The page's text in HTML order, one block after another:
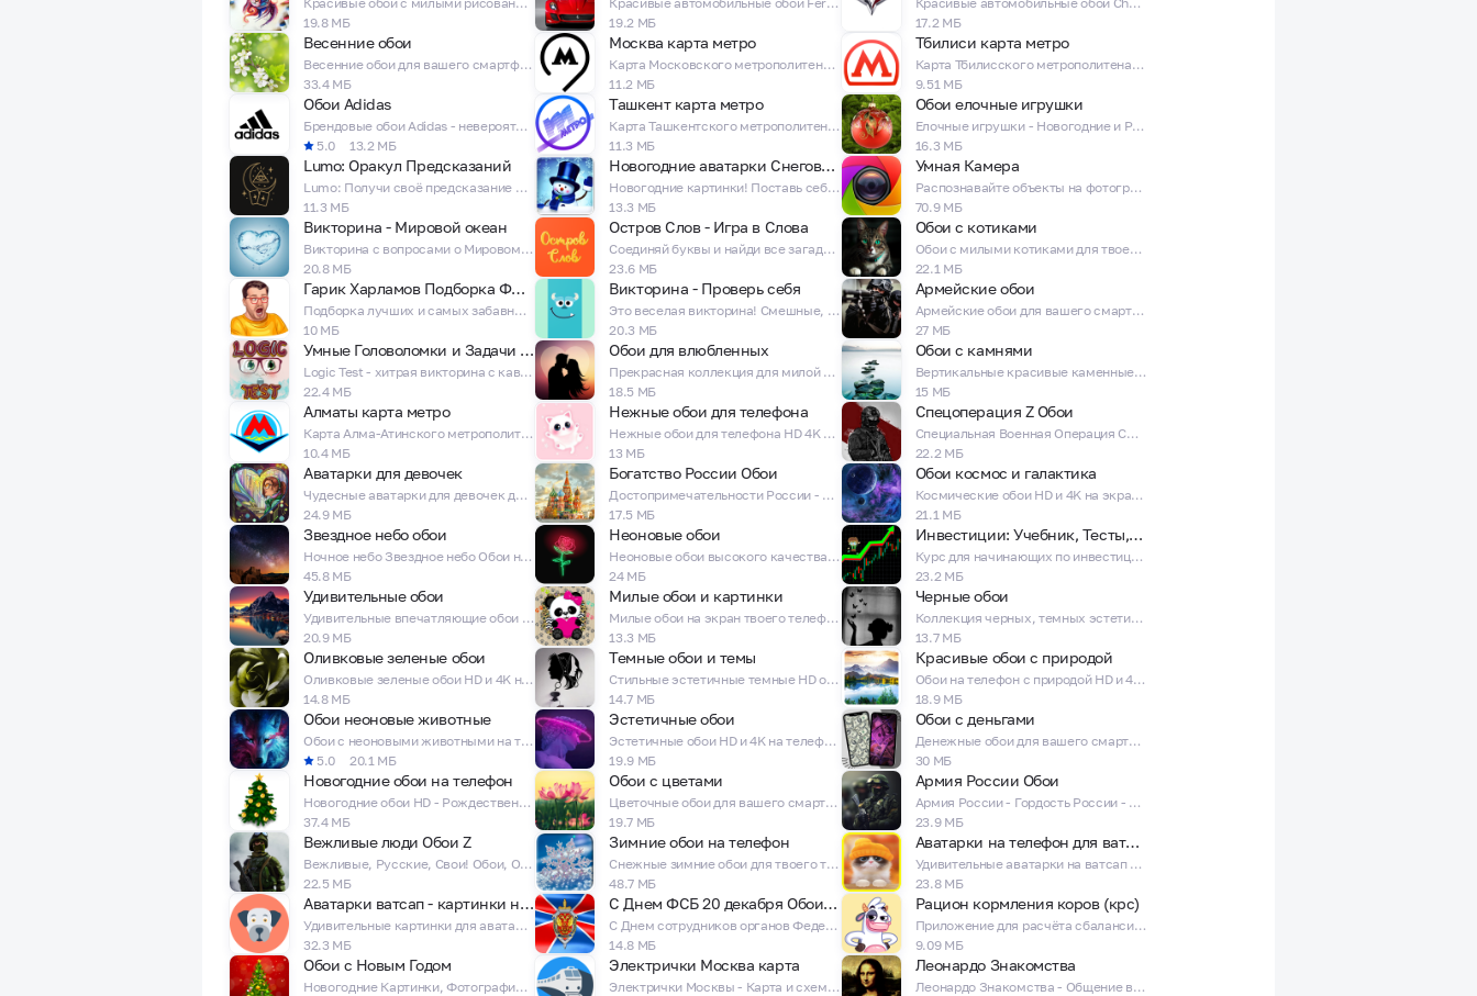
19.8 МБ
19.2 МБ
17.2 МБ
Весенние обои
Весенние обои для вашего смартфона в качестве HD и 4K!
33.4 МБ
Москва карта метро
Карта Московского метрополитена - МЦК - МЦД - БКЛ - Схема станций
11.2 МБ
Тбилиси карта метро
Карта Тбилисского метрополитена - Схема станций и маршрутов
9.51 МБ
Обои Adidas
Брендовые обои Adidas - невероятные обои с кроссовками и логотипами адидас!
5.0
13.2 МБ
Ташкент карта метро
Карта Ташкентского метрополитена - Схема станций и маршрутов
11.3 МБ
Обои елочные игрушки
Елочные игрушки - Новогодние и Рождественские обои на телефон!
16.3 МБ
Lumo: Оракул Предсказаний
Lumo: Получи своё предсказание дня и прикоснись к тайне судьбы!
11.3 МБ
Новогодние аватарки Снеговики
Новогодние картинки! Поставь себе на аватарку снеговика)
13.3 МБ
Умная Камера
Распознавайте объекты на фотографии в режиме реального времени!
70.9 МБ
Викторина - Мировой океан
Викторина с вопросами о Мировом океане! Тут будет интересно!
20.8 МБ
Остров Слов - Игра в Слова
Соединяй буквы и найди все загаданные слова! Тут будет не просто)
23.6 МБ
Обои с котиками
Обои с милыми котиками для твоего телефона!
22.1 МБ
Гарик Харламов Подборка Фраз
Подборка лучших и самых забавных фраз от Гарика Харламова!
10 МБ
Викторина - Проверь себя
Это веселая викторина! Смешные, каверзные и забавные вопросы на разную тематику!
20.3 МБ
Армейские обои
Армейские обои для вашего смартфона в качестве HD и 4K!
27 МБ
Умные Головоломки и Задачи на Логику
Logic Test - хитрая викторина с каверзными вопросами, интеллектуальный iq тест
22.4 МБ
Обои для влюбленных
Прекрасная коллекция для милой пары влюбленных! Изображения HD и 4K
18.5 МБ
Обои с камнями
Вертикальные красивые каменные обои для вашего телефона 4K и HD
15 МБ
Алматы карта метро
Карта Алма-Атинского метрополитена - Схема станций и маршрутов
10.4 МБ
Нежные обои для телефона
Нежные обои для телефона HD 4K - Розовые эстетические заставки!
13 МБ
Спецоперация Z Обои
Специальная Военная Операция СВО Обои Картинки Фотографии Арт
22.2 МБ
Аватарки для девочек
Чудесные аватарки для девочек для любой социальной сети!
24.9 МБ
Богатство России Обои
Достопримечательности России - Богатство нашей Родины - Обои и Темы на телефон
17.5 МБ
Обои космос и галактика
Космические обои HD и 4K на экран твоего телефона!
21.1 МБ
Звездное небо обои
Ночное небо Звездное небо Обои на телефон
45.8 МБ
Неоновые обои
Неоновые обои высокого качества HD и 4K для твоего телефона!
24 МБ
Инвестиции: Учебник, Тесты, Симулятор биржи
Курс для начинающих по инвестициям. Уроки, тесты и симулятор торговли акциями.
23.2 МБ
Удивительные обои
Удивительные впечатляющие обои для твоего телефона в качестве HD и 4K!
20.9 МБ
Милые обои и картинки
Милые обои на экран твоего телефона!
13.3 МБ
Черные обои
Коллекция черных, темных эстетичных обоев для вашего телефона!
13.7 МБ
Оливковые зеленые обои
Оливковые зеленые обои HD и 4K на телефон
14.8 МБ
Темные обои и темы
Стильные эстетичные темные HD обои на экран твоего телефона!
14.7 МБ
Красивые обои с природой
Обои на телефон с природой HD и 4K Фоны Природы
18.9 МБ
Обои неоновые животные
Обои с неоновыми животными на телефон!
5.0
20.1 МБ
Эстетичные обои
Эстетичные обои HD и 4K на телефон!
19.9 МБ
Обои с деньгами
Денежные обои для вашего смартфона в качестве HD и 4K!
30 МБ
Новогодние обои на телефон
Новогодние обои HD - Рождественские темы на телефон!
37.4 МБ
Обои с цветами
Цветочные обои для вашего смартфона в качестве HD и 4K!
19.7 МБ
Армия России Обои
Армия России - Гордость России - Подборка Обоев на телефон!
23.9 МБ
Вежливые люди Обои Z
Вежливые, Русские, Свои! Обои, Открытки, Аватарки для телефона
22.5 МБ
Зимние обои на телефон
Снежные зимние обои для твоего телефона в качестве HD и 4K!
48.7 МБ
Аватарки на телефон для ватсап
Удивительные аватарки на ватсап для телефона!
23.8 МБ
Аватарки ватсап - картинки на аву
Удивительные картинки для аватарок
32.3 МБ
С Днем ФСБ 20 декабря Обои Открытки
С Днем сотрудников органов Федеральной Службы Безопасности! Обои и открытки!
14.8 МБ
Рацион кормления коров (крс)
Приложение для расчёта сбалансированного рациона дойных коров (КРС)
9.09 МБ
Обои с Новым Годом
Новогодние Картинки, Фотографии, Темы и Обои для телефона!
Электрички Москва карта
Электрички Москвы - Карта и схема - Пригородные поезда Москвы и области
Леонардо Знакомства
Леонардо Знакомства - Общение в твоем городе